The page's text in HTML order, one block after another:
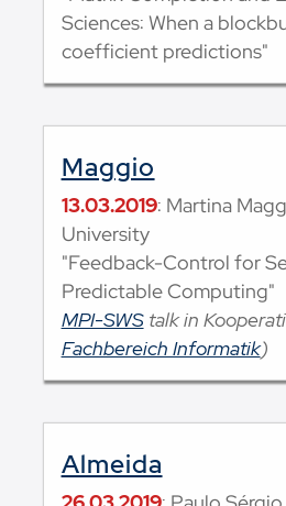
Sciences: When a
coefficient predictions"
Maggio
13.03.2019: Martina
University
"Feedback-Control for
Predictable Computing"
MPI-SWStalk in
Fachbereich Informatik)
Almeida